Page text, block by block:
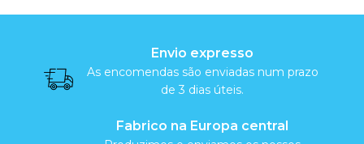
a
A
Envio expresso
As encomendas são enviadas num prazo
de 3 dias úteis.
Fabrico na Europa central